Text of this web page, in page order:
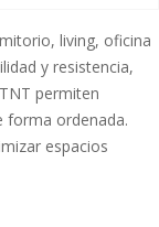
living, oficina
y resistencia,
permiten
forma ordenada.
espacios